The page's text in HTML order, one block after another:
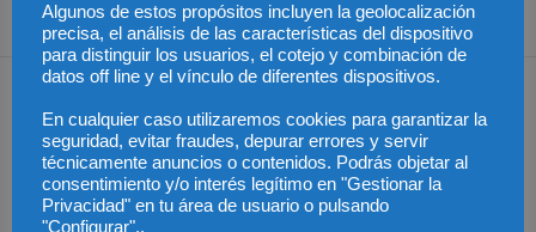
jubilado
Algunos de estos propósitos incluyen la geolocalización
precisa, el análisis de las características del dispositivo
para distinguir los usuarios, el cotejo y combinación de
datos off line y el vínculo de diferentes dispositivos.
En cualquier caso utilizaremos cookies para garantizar la
seguridad, evitar fraudes, depurar errores y servir
técnicamente anuncios o contenidos. Podrás objetar al
consentimiento y/o interés legítimo en "Gestionar la
Privacidad" en tu área de usuario o pulsando
"Configurar"..